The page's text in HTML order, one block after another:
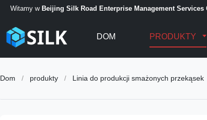
Witamy w Beijing Silk Road Enterprise Management Services
DOM PRODUKTY
Dom / produkty / Linia do produkcji smażonych przekąsek